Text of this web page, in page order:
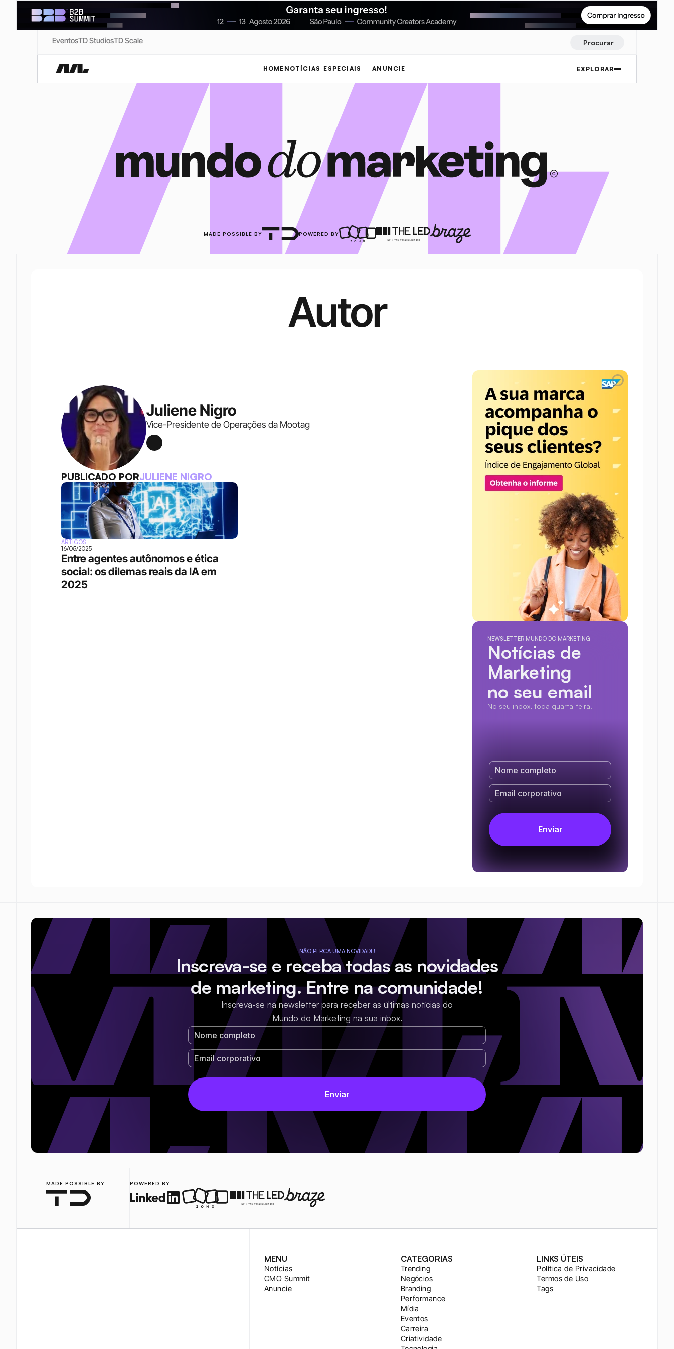
EventosTD StudiosTD Scale Procurar
HOME NOTÍCIAS ESPECIAIS ANUNCIE EXPLORAR
MADE POSSIBLE BY POWERED BY
Autor
Juliene Nigro
Vice-Presidente de Operações da Mootag
PUBLICADO PORJULIENE NIGRO
ARTIGOS
16/05/2025
Entre agentes autônomos e ética
social: os dilemas reais da IA em
2025
NEWSLETTER MUNDO DO MARKETING
Notícias de
Marketing
no seu email
No seu inbox, toda quarta-feira.
NÃO PERCA UMA NOVIDADE!
Inscreva-se e receba todas as novidades
de marketing. Entre na comunidade!
Inscreva-se na newsletter para receber as últimas notícias do
Mundo do Marketing na sua inbox.
MADE POSSIBLE BY POWERED BY
MENU
Notícias
CMO Summit
Anuncie
CATEGORIAS
Trending
Negócios
Branding
Performance
Mídia
Eventos
Carreira
Criatividade
LINKS ÚTEIS
Política de Privacidade
Termos de Uso
Tags